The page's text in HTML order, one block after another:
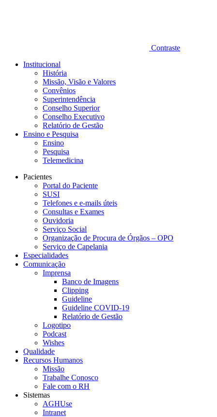
Contraste
Institucional
História
Missão, Visão e Valores
Convênios
Superintendência
Conselho Superior
Conselho Executivo
Relatório de Gestão
Ensino e Pesquisa
Ensino
Pesquisa
Telemedicina
Pacientes
Portal do Paciente
SUSI
Telefones e e-mails úteis
Consultas e Exames
Ouvidoria
Serviço Social
Organização de Procura de Órgãos – OPO
Serviço de Capelania
Especialidades
Comunicação
Imprensa
Banco de Imagens
Clipping
Guideline
Guideline COVID-19
Relatório de Gestão
Logotipo
Podcast
Wishes
Qualidade
Recursos Humanos
Missão
Trabalhe Conosco
Fale com o RH
Sistemas
AGHUse
Intranet